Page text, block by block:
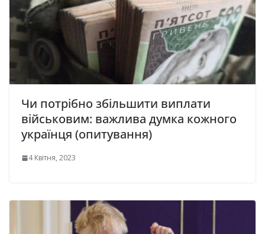
Чи потрiбнo збiльшити виплати
вiйcьковим: важлива думка кожного
українця (oпитyвaння)
4 Квітня, 2023